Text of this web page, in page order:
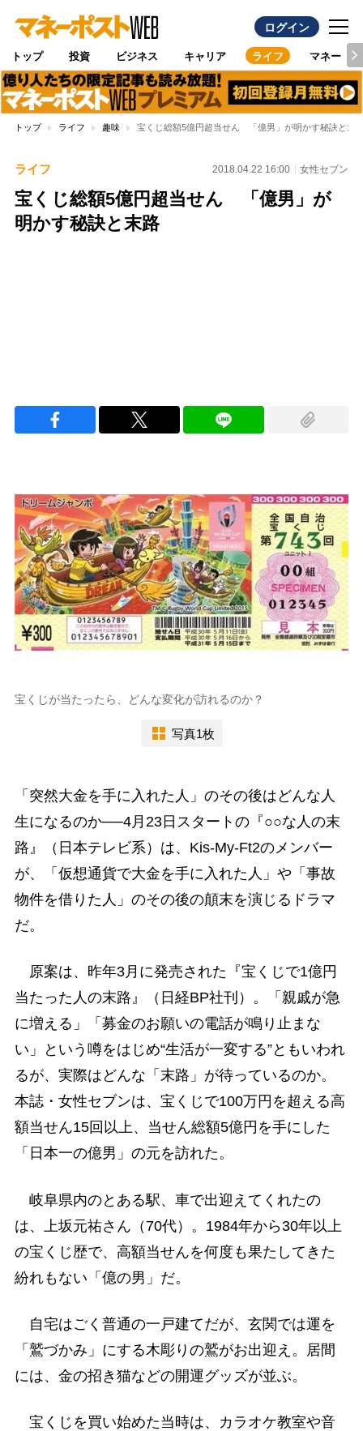
ログイン
トップ 投資 ビジネス キャリア ライフ マネー
トップ ライフ 趣味 宝くじ総額5億円超当せん 「億男」が明かす秘訣と末
ライフ 2018.04.22 16:00 女性セブン
宝くじ総額5億円超当せん 「億男」が
明かす秘訣と末路
宝くじが当たったら、どんな変化が訪れるのか？
写真1枚
「突然大金を手に入れた人」のその後はどんな人
生になるのか──4月23日スタートの『○○な人の末
路』（日本テレビ系）は、Kis-My-Ft2のメンバー
が、「仮想通貨で大金を手に入れた人」や「事故
物件を借りた人」のその後の顛末を演じるドラマ
だ。
原案は、昨年3月に発売された『宝くじで1億円
当たった人の末路』（日経BP社刊）。「親戚が急
に増える」「募金のお願いの電話が鳴り止まな
い」という噂をはじめ“生活が一変する”ともいわれ
るが、実際はどんな「末路」が待っているのか。
本誌・女性セブンは、宝くじで100万円を超える高
額当せん15回以上、当せん総額5億円を手にした
「日本一の億男」の元を訪れた。
岐阜県内のとある駅、車で出迎えてくれたの
は、上坂元祐さん（70代）。1984年から30年以上
の宝くじ歴で、高額当せんを何度も果たしてきた
紛れもない「億の男」だ。
自宅はごく普通の一戸建てだが、玄関では運を
「鷲づかみ」にする木彫りの鷲がお出迎え。居間
には、金の招き猫などの開運グッズが並ぶ。
宝くじを買い始めた当時は、カラオケ教室や音